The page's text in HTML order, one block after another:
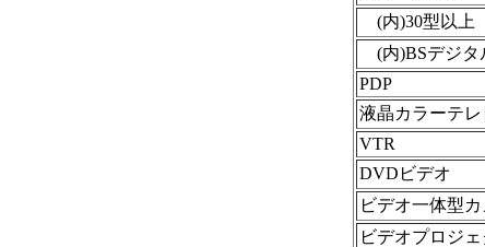
(内)30型以上
(内)BSデジタ
PDP
液晶カラーテレ
VTR
DVDビデオ
ビデオ一体型カ
ビデオプロジ